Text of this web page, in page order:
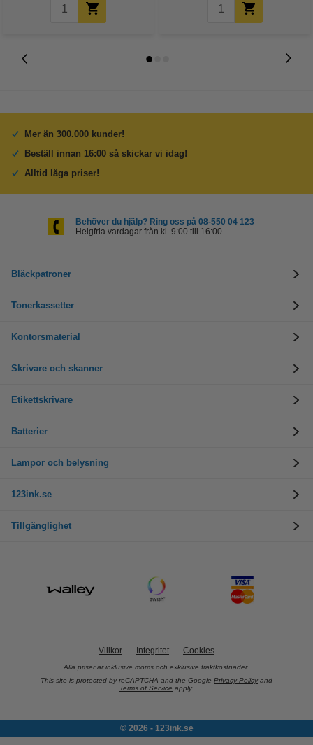
Mer än 300.000 kunder!
Beställ innan 16:00 så skickar vi idag!
Alltid låga priser!
Behöver du hjälp? Ring oss på 08-550 04 123
Helgfria vardagar från kl. 9:00 till 16:00
Bläckpatroner
Tonerkassetter
Kontorsmaterial
Skrivare och skanner
Etikettskrivare
Batterier
Lampor och belysning
123ink.se
Tillgänglighet
Villkor Integritet Cookies
Alla priser är inklusive moms och exklusive fraktkostnader.
This site is protected by reCAPTCHA and the Google Privacy Policy and
Terms of Service apply.
© 2026 - 123ink.se